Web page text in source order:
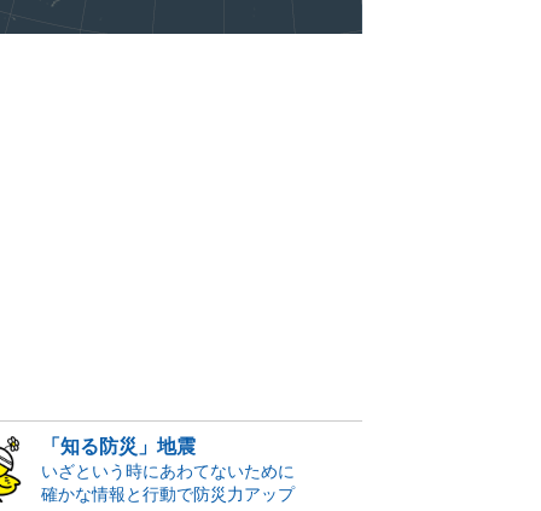
「知る防災」地震
いざという時にあわてないために
確かな情報と行動で防災力アップ